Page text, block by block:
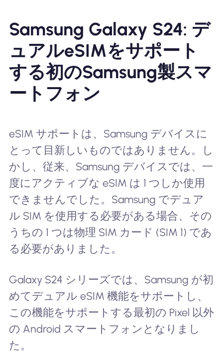
Samsung Galaxy S24: デ
ュアルeSIMをサポート
する初のSamsung製スマ
ートフォン
eSIM サポートは、Samsung デバイスに
とって目新しいものではありません。し
かし、従来、Samsung デバイスでは、一
度にアクティブな eSIM は 1 つしか使用
できませんでした。Samsung でデュア
ル SIM を使用する必要がある場合、その
うちの 1 つは物理 SIM カード (SIM 1) であ
る必要がありました。
Galaxy S24 シリーズでは、Samsung が初
めてデュアル eSIM 機能をサポートし、
この機能をサポートする最初の Pixel 以外
の Android スマートフォンとなりまし
た。